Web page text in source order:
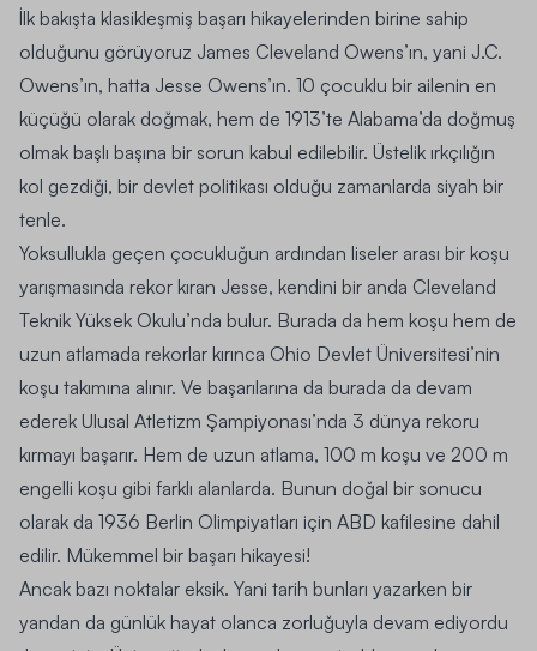
İlk bakışta klasikleşmiş başarı hikayelerinden birine sahip
olduğunu görüyoruz James Cleveland Owens’ın, yani J.C.
Owens’ın, hatta Jesse Owens’ın. 10 çocuklu bir ailenin en
küçüğü olarak doğmak, hem de 1913’te Alabama’da doğmuş
olmak başlı başına bir sorun kabul edilebilir. Üstelik ırkçılığın
kol gezdiği, bir devlet politikası olduğu zamanlarda siyah bir
tenle.
Yoksullukla geçen çocukluğun ardından liseler arası bir koşu
yarışmasında rekor kıran Jesse, kendini bir anda Cleveland
Teknik Yüksek Okulu’nda bulur. Burada da hem koşu hem de
uzun atlamada rekorlar kırınca Ohio Devlet Üniversitesi’nin
koşu takımına alınır. Ve başarılarına da burada da devam
ederek Ulusal Atletizm Şampiyonası’nda 3 dünya rekoru
kırmayı başarır. Hem de uzun atlama, 100 m koşu ve 200 m
engelli koşu gibi farklı alanlarda. Bunun doğal bir sonucu
olarak da 1936 Berlin Olimpiyatları için ABD kafilesine dahil
edilir. Mükemmel bir başarı hikayesi!
Ancak bazı noktalar eksik. Yani tarih bunları yazarken bir
yandan da günlük hayat olanca zorluğuyla devam ediyordu